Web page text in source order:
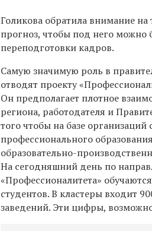
Голикова обратила внимание
прогноз, чтобы под него можно
переподготовки кадров.
Самую значимую роль в
отводят проекту
Он предполагает плотное
региона, работодателя и
того чтобы на базе организаций
профессионального
образовательно-
На сегодняшний день по
«Профессионалитета»
студентов. В кластеры входит
заведений. Эти цифры,